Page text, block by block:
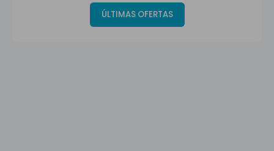
ÚLTIMAS OFERTAS